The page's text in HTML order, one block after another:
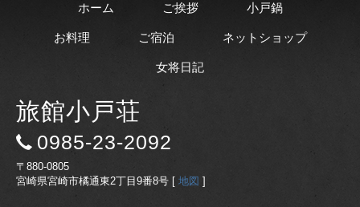
ホーム ご挨拶 小戸鍋
お料理 ご宿泊 ネットショップ
女将日記
旅館小戸荘
0985-23-2092
〒880-0805
宮崎県宮崎市橘通東2丁目9番8号 [ 地図 ]